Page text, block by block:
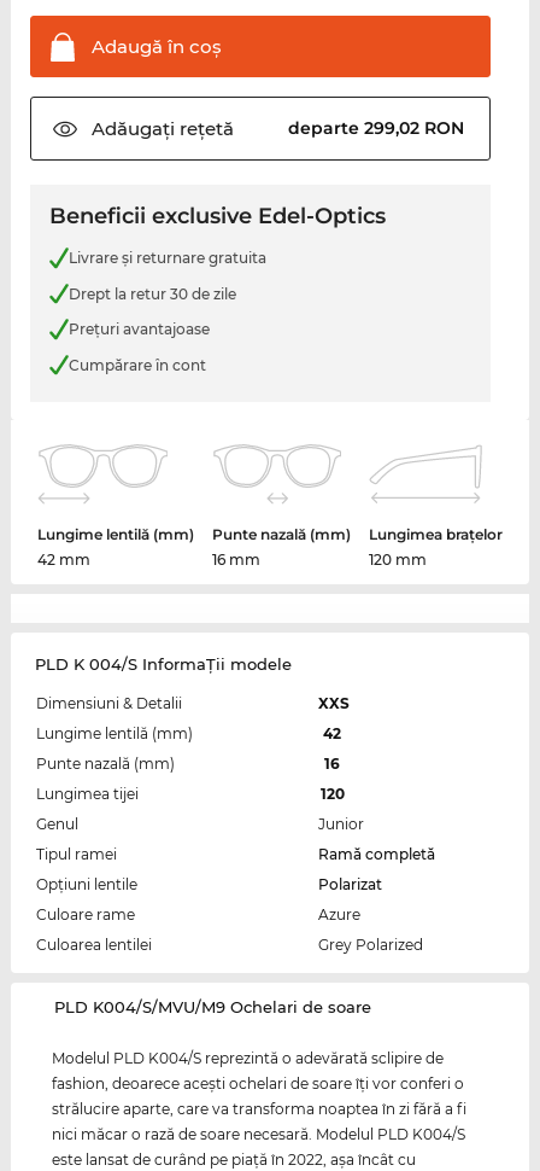
Adaugă în coş
Adăugați rețetă departe 299,02 RON
Beneficii exclusive Edel-Optics
Livrare şi returnare gratuita
Drept la retur 30 de zile
Preţuri avantajoase
Cumpărare în cont
Lungime lentilă (mm)
42 mm
Punte nazală (mm)
16 mm
Lungimea brațelor
120 mm
PLD K 004/S InformaŢii modele
Dimensiuni & Detalii
XXS
Lungime lentilă (mm)
42
Punte nazală (mm)
16
Lungimea tijei
120
Genul
Junior
Tipul ramei
Ramă completă
Opțiuni lentile
Polarizat
Culoare rame
Azure
Culoarea lentilei
Grey Polarized
‌PLD K004/S/MVU/M9 Ochelari de soare
Modelul PLD K004/S reprezintă o adevărată sclipire de
fashion, deoarece aceşti ochelari de soare îţi vor conferi o
strălucire aparte, care va transforma noaptea în zi fără a fi
nici măcar o rază de soare necesară. Modelul PLD K004/S
este lansat de curând pe piaţă în 2022, aşa încât cu